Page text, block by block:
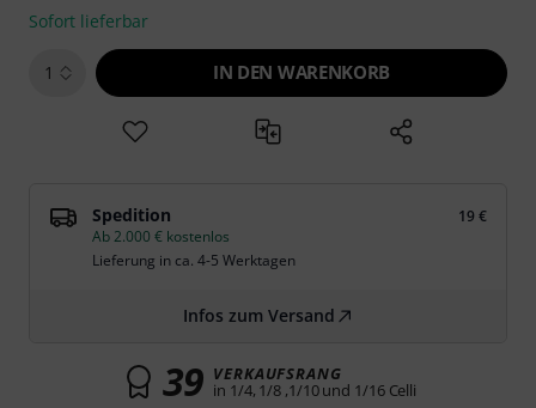
Sofort lieferbar
1 IN DEN WARENKORB
Spedition
19 €
Ab 2.000 € kostenlos
Lieferung in ca. 4-5 Werktagen
Infos zum Versand
39 VERKAUFSRANG
in 1/4, 1/8 ,1/10 und 1/16 Celli